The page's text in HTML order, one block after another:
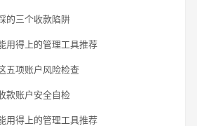
的三个收款陷阱
用得上的管理工具推荐
五项账户风险检查
款账户安全自检
用得上的管理工具推荐